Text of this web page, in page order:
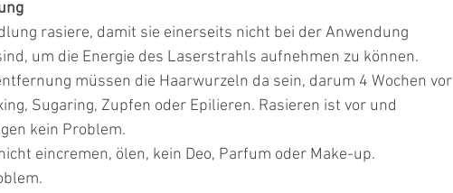
rasiere, damit sie einerseits nicht bei der Anwendung
um die Energie des Laserstrahls aufnehmen zu können.
müssen die Haarwurzeln da sein, darum 4 Wochen vor
Sugaring, Zupfen oder Epilieren. Rasieren ist vor und
kein Problem.
eincremen, ölen, kein Deo, Parfum oder Make-up.